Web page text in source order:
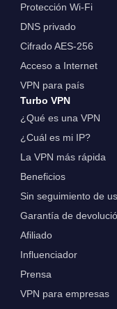
Protección Wi-Fi
DNS privado
Cifrado AES-256
Acceso a Internet
VPN para país
Turbo VPN
¿Qué es una VPN
¿Cuál es mi IP?
La VPN más rápida
Beneficios
Sin seguimiento de
Garantía de
Afiliado
Influenciador
Prensa
VPN para empresas